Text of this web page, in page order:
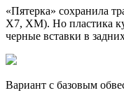
«Пятерка» сохранила
X7, XM). Но пластика
черные вставки в
Вариант с базовым